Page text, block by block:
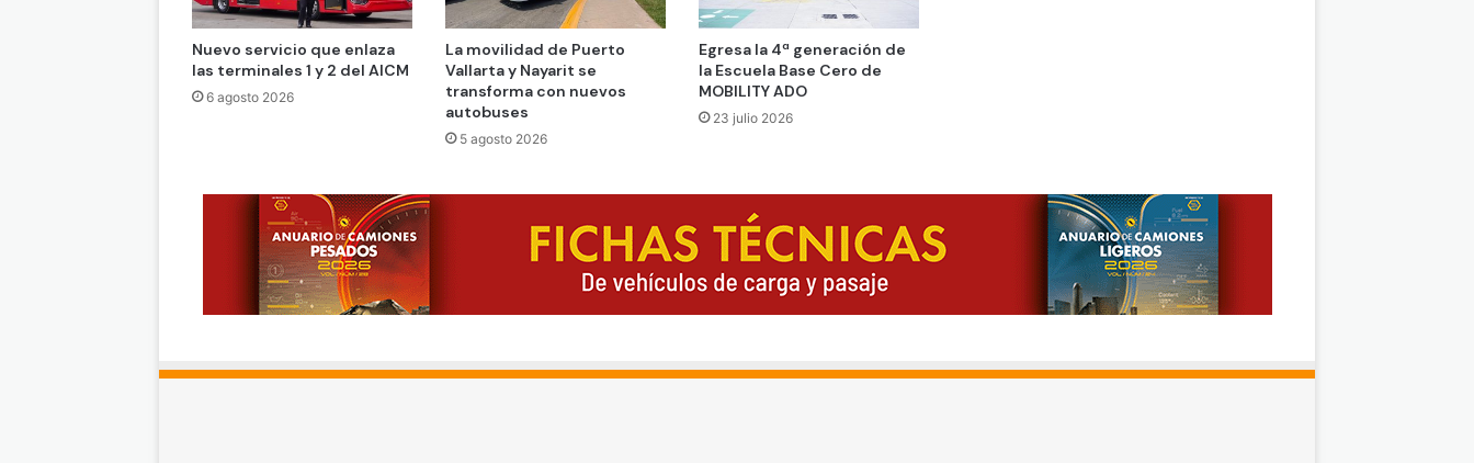
Nuevo servicio que enlaza
las terminales 1 y 2 del AICM
6 agosto 2026
La movilidad de Puerto
Vallarta y Nayarit se
transforma con nuevos
autobuses
5 agosto 2026
Egresa la 4ª generación de
la Escuela Base Cero de
MOBILITY ADO
23 julio 2026